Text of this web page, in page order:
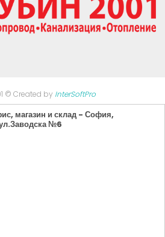
© Created by InterSoftPro
магазин и склад - София,
№6